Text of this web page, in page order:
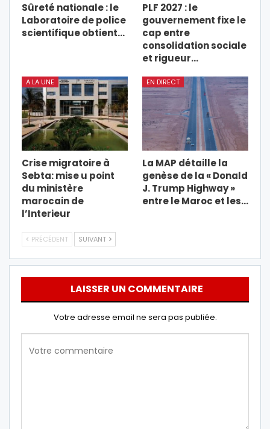
Sûreté nationale : le
Laboratoire de police
scientifique obtient…
PLF 2027 : le
gouvernement fixe le
cap entre
consolidation sociale
et rigueur…
A LA UNE
Crise migratoire à
Sebta: mise u point
du ministère
marocain de
l’Interieur
EN DIRECT
La MAP détaille la
genèse de la « Donald
J. Trump Highway »
entre le Maroc et les…
PRÉCÉDENT SUIVANT
LAISSER UN COMMENTAIRE
Votre adresse email ne sera pas publiée.